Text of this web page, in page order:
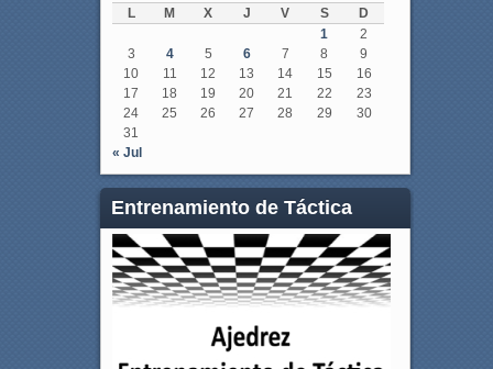
L M X J V S
D
1
2
3
4 5 6 7 8
9
10
11 12 13 14 15
16
17
18 19 20 21 22
23
24
25 26 27 28 29
30
31
« Jul
Entrenamiento de Táctica